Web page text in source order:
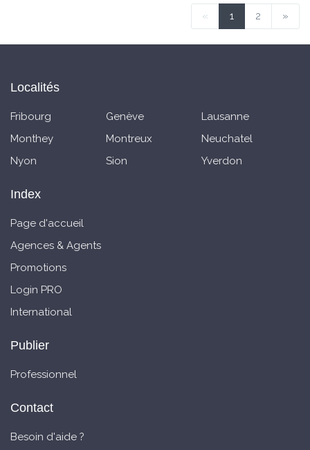
« 1 2 »
Localités
Fribourg Genève
Lausanne
Monthey
Montreux
Neuchatel
Nyon
Sion Yverdon
Index
Page d'accueil
Agences & Agents
Promotions
Login PRO
International
Publier
Professionnel
Contact
Besoin d'aide ?